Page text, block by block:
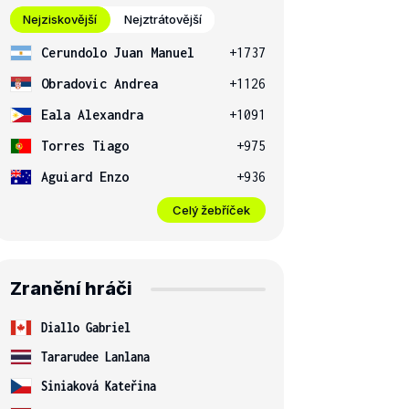
Nejziskovější Nejztrátovější
Cerundolo Juan Manuel
+1737
Obradovic Andrea
+1126
Eala Alexandra
+1091
Torres Tiago
+975
Aguiard Enzo
+936
Celý žebříček
Zranění hráči
Diallo Gabriel
Tararudee Lanlana
Siniaková Kateřina